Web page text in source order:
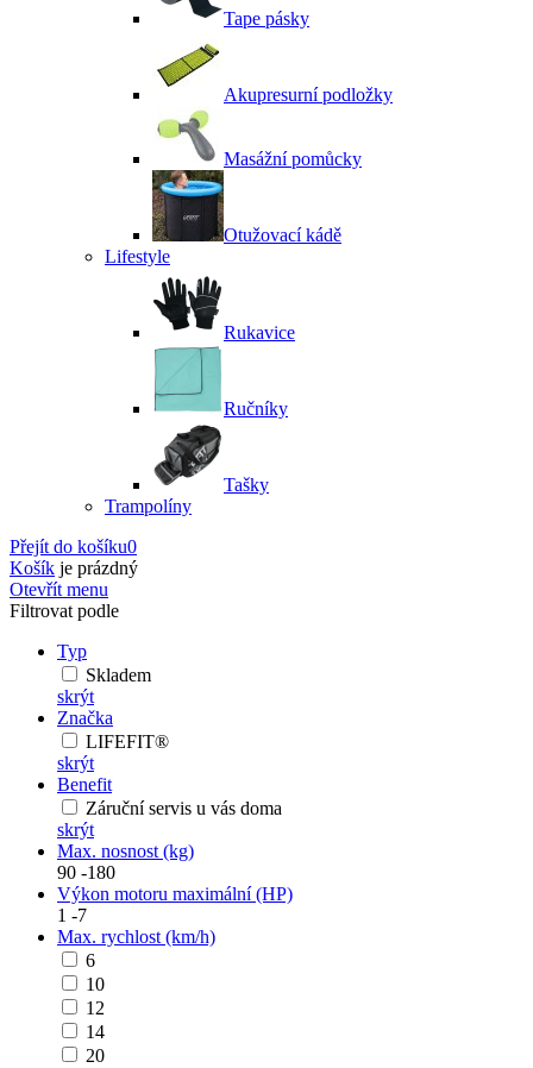
Tape pásky
Akupresurní podložky
Masážní pomůcky
Otužovací kádě
Lifestyle
Rukavice
Ručníky
Tašky
Trampolíny
Přejít do košíku0
Košík je prázdný
Otevřít menu
Filtrovat podle
Typ
Skladem
skrýt
Značka
LIFEFIT®
skrýt
Benefit
Záruční servis u vás doma
skrýt
Max. nosnost (kg)
90 -180
Výkon motoru maximální (HP)
1 -7
Max. rychlost (km/h)
6
10
12
14
20